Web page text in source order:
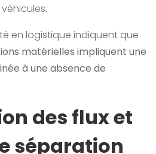
en logistique indiquent que
matérielles impliquent une
à une absence de
des flux et
séparation